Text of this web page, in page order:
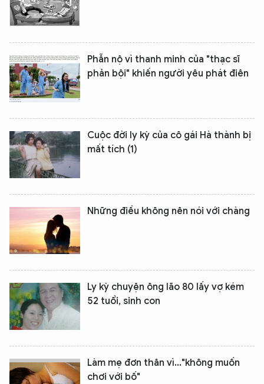
Phẫn nộ vì thanh minh của "thạc sĩ
phản bội" khiến người yêu phát điên
Cuộc đời ly kỳ của cô gái Hà thành bị
mất tích (1)
Những điều không nên nói với chàng
Ly kỳ chuyện ông lão 80 lấy vợ kém
52 tuổi, sinh con
Làm mẹ đơn thân vì..."không muốn
chơi với bố"
XIN CHÀO,
TÔI LÀ CHATBOT CỦA
Hãy hỏi tôi bất kỳ điều gì bạn cần biết về
An Ninh Thủ Đô nhé. Tôi sẵn sàng hỗ trợ!